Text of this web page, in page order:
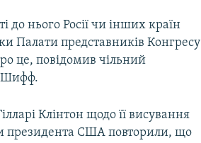
до нього Росії чи інших країн
Палати представників Конгресу
це, повідомив чільний
Шифф.
Клінтон щодо її висування
президента США повторили, що